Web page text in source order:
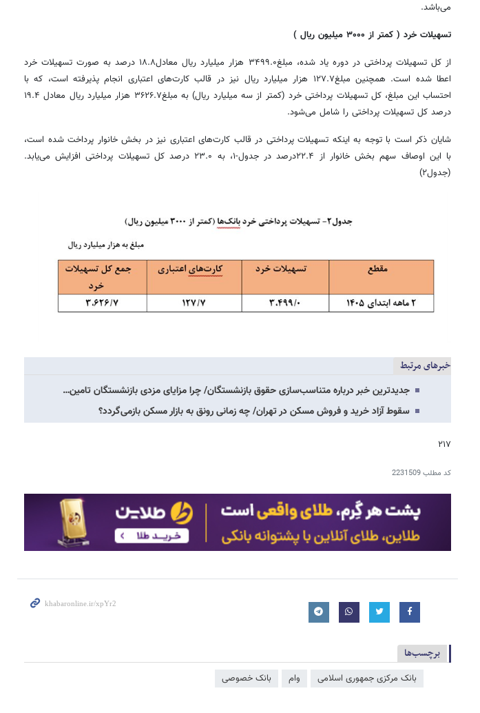
می‌باشد.
تسهیلات خرد ( کمتر از ۳۰۰۰ میلیون ریال )
از کل تسهیلات پرداختی در دوره یاد شده، مبلغ۳۴۹۹.۰ هزار میلیارد ریال معادل۱۸.۸ درصد به صورت تسهیلات خرد
اعطا شده است. همچنین مبلغ۱۲۷.۷ هزار میلیارد ریال نیز در قالب کارت‌های اعتباری انجام پذیرفته است، که با
احتساب این مبلغ، کل تسهیلات پرداختی خرد (کمتر از سه میلیارد ریال) به مبلغ۳۶۲۶.۷ هزار میلیارد ریال معادل ۱۹.۴
درصد کل تسهیلات پرداختی را شامل می‌شود.
شایان ذکر است با توجه به اینکه تسهیلات پرداختی در قالب کارت‌های اعتباری نیز در بخش خانوار پرداخت شده است،
با این اوصاف سهم بخش خانوار از ۲۲.۴درصد در جدول‏-۱، به ۲۳.۰‏‏ درصد کل تسهیلات پرداختی افزایش می‌یابد.
(جدول۲)
خبرهای مرتبط
جدیدترین خبر درباره متناسب‌سازی حقوق بازنشستگان/ چرا مزایای مزدی بازنشستگان تامین…
سقوط آزاد خرید و فروش مسکن در تهران/ چه زمانی رونق به بازار مسکن بازمی‌گردد؟
۲۱۷
کد مطلب2231509
برچسب‌ها
بانک مرکزی جمهوری اسلامی وام بانک خصوصی